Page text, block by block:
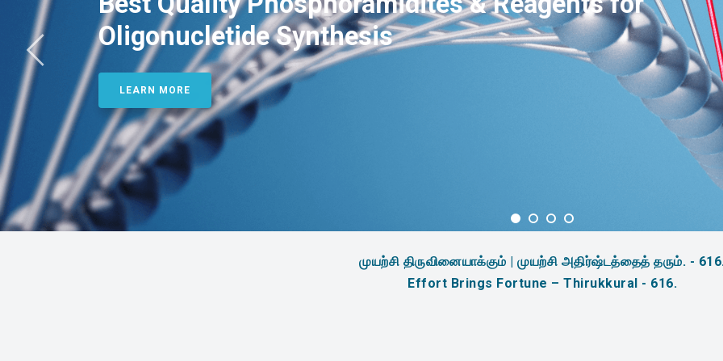
Oligonucletide Synthesis
LEARN MORE
முயற்சி திருவினையாக்கும் | முயற்சி அதிர்ஷ்டத்தைத் தரும். -
Effort Brings Fortune – Thirukkural - 616.